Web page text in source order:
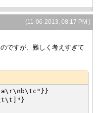
(11-06-2013, 08:17 PM )
ですが、難しく考えすぎて